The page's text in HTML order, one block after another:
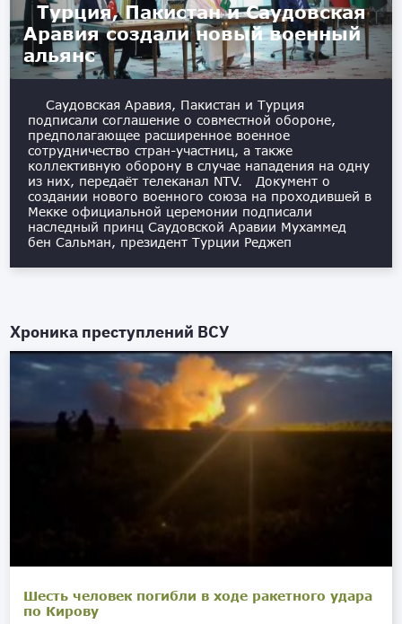
Турция, Пакистан и Саудовская
Аравия создали новый военный
альянс
Саудовская Аравия, Пакистан и Турция
подписали соглашение о совместной обороне,
предполагающее расширенное военное
сотрудничество стран-участниц, а также
коллективную оборону в случае нападения на одну
из них, передаёт телеканал NTV. Документ о
создании нового военного союза на проходившей в
Мекке официальной церемонии подписали
наследный принц Саудовской Аравии Мухаммед
бен Сальман, президент Турции Реджеп
Хроника преступлений ВСУ
Шесть человек погибли в ходе ракетного удара
по Кирову